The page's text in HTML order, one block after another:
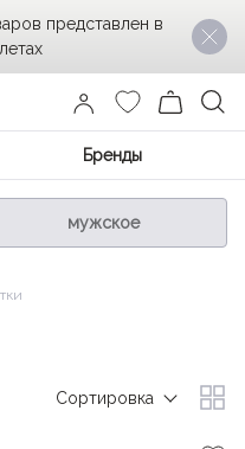
Бренды
мужское
Сортировка
представлен в